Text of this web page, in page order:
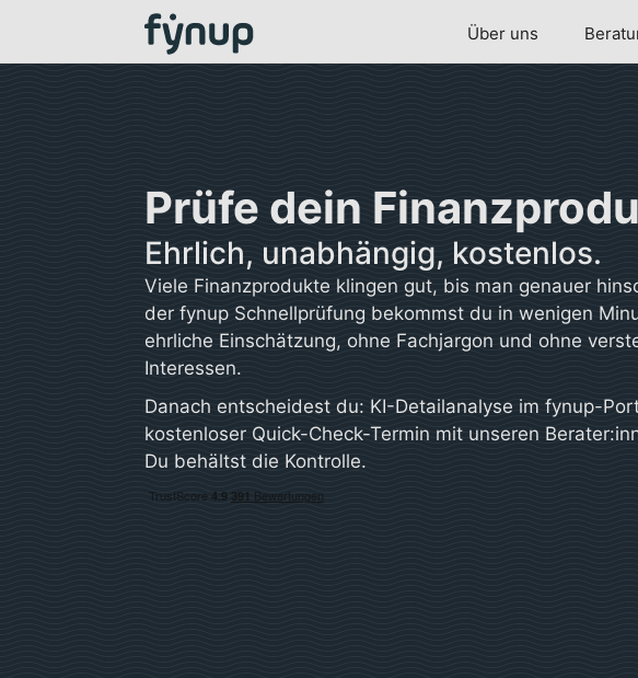
Über uns
Prüfe dein
Ehrlich, unabhängig, kostenlos.
Viele Finanzprodukte klingen gut, bis man genauer
der fynup Schnellprüfung bekommst du in wenigen
ehrliche Einschätzung, ohne Fachjargon und ohne
Interessen.
Danach entscheidest du: KI-Detailanalyse im fynup-
kostenloser Quick-Check-Termin mit unseren
Du behältst die Kontrolle.